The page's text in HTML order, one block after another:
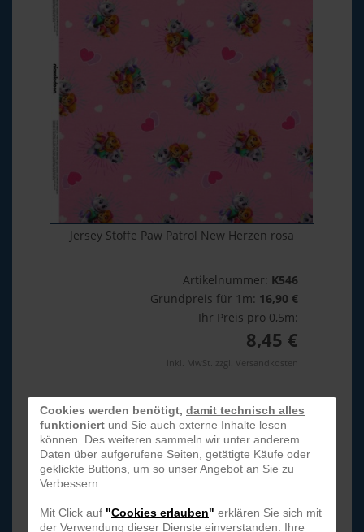
Jersey Stoffe Paw Patrol New Herzen rosa
Artikelnummer: K546
Grundpreis für 1m: 16,90 €
Ihr Preis pro 0,5m:
8,45 €
inkl. MwSt. zzgl. Versandkosten
Cookies werden benötigt, damit technisch alles
funktioniert und Sie auch externe Inhalte lesen
können. Des weiteren sammeln wir unter anderem
Daten über aufgerufene Seiten, getätigte Käufe oder
geklickte Buttons, um so unser Angebot an Sie zu
Verbessern.
Mit Click auf "Cookies erlauben" erklären Sie sich mit
der Verwendung dieser Dienste einverstanden. Ihre